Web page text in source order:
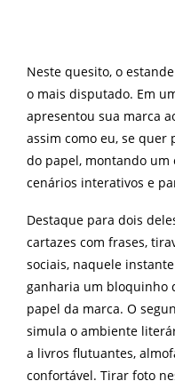
Neste quesito, o
o mais disputado. Em
apresentou sua marca
assim como eu, se
do papel, montando um
cenários interativos e
Destaque para dois
cartazes com frases,
sociais, naquele
ganharia um bloquinho
papel da marca. O
simula o ambiente
a livros flutuantes,
confortável. Tirar foto